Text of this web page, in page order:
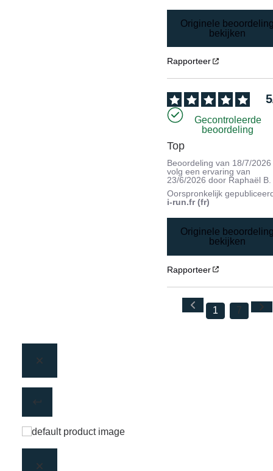
Originele
bekijken
Rapporteer
5
Gecontroleerde
beoordeling
Top
Beoordeling van 18/7/2026
volg een ervaring van
23/6/2026 door Raphaël B.
Oorspronkelijk
i-run.fr (fr)
Originele
bekijken
Rapporteer
1 7